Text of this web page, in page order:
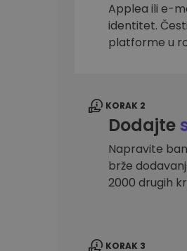
Applea ili e-
identitet.
platforme u
KORAK 2
Dodajte
Napravite
brže
2000 drugih
KORAK 3